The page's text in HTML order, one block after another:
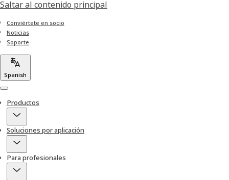
Saltar al contenido principal
Conviértete en socio
Noticias
Soporte
Spanish
Menu
Productos
Soluciones por aplicación
Para profesionales